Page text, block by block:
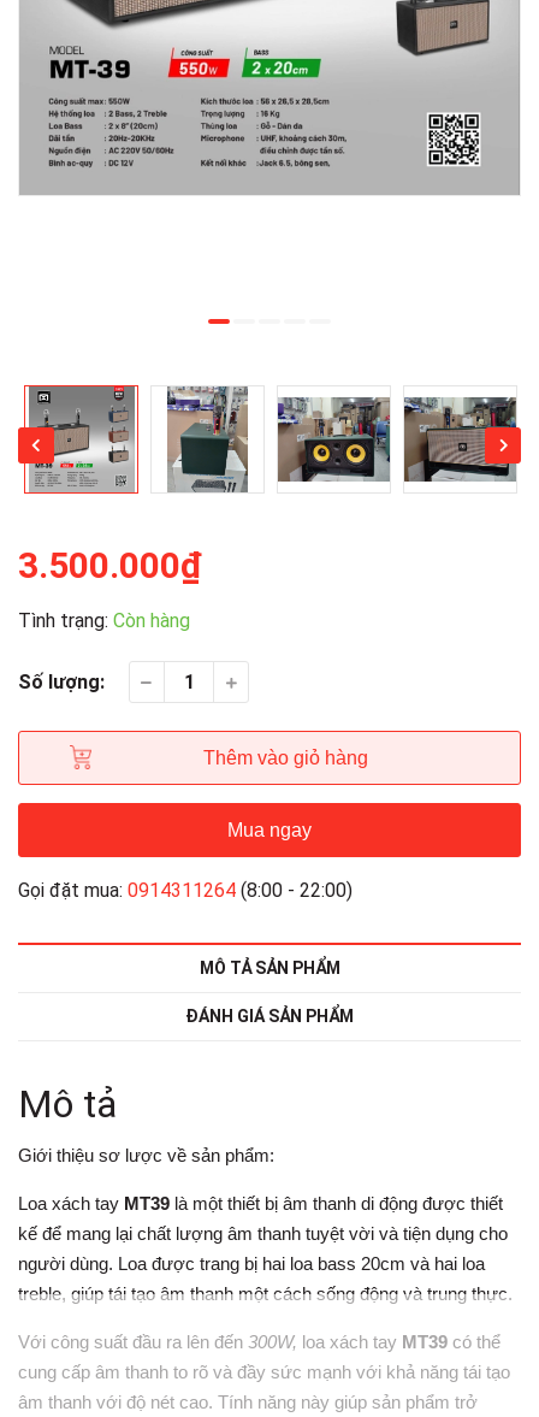
3.500.000₫
Tình trạng: Còn hàng
Số lượng:
Thêm vào giỏ hàng
Mua ngay
Gọi đặt mua: 0914311264 (8:00 - 22:00)
MÔ TẢ SẢN PHẨM
ĐÁNH GIÁ SẢN PHẨM
Mô tả
Giới thiệu sơ lược về sản phẩm:
Loa xách tay MT39 là một thiết bị âm thanh di động được thiết
kế để mang lại chất lượng âm thanh tuyệt vời và tiện dụng cho
người dùng. Loa được trang bị hai loa bass 20cm và hai loa
treble, giúp tái tạo âm thanh một cách sống động và trung thực.
Với công suất đầu ra lên đến 300W, loa xách tay MT39 có thể
cung cấp âm thanh to rõ và đầy sức mạnh với khả năng tái tạo
âm thanh với độ nét cao. Tính năng này giúp sản phẩm trở